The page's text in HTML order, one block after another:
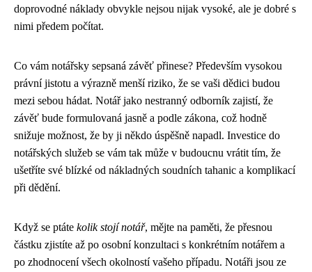
doprovodné náklady obvykle nejsou nijak vysoké, ale je dobré s
nimi předem počítat.
Co vám notářsky sepsaná závěť přinese? Především vysokou
právní jistotu a výrazně menší riziko, že se vaši dědici budou
mezi sebou hádat. Notář jako nestranný odborník zajistí, že
závěť bude formulovaná jasně a podle zákona, což hodně
snižuje možnost, že by ji někdo úspěšně napadl. Investice do
notářských služeb se vám tak může v budoucnu vrátit tím, že
ušetříte své blízké od nákladných soudních tahanic a komplikací
při dědění.
Když se ptáte kolik stojí notář, mějte na paměti, že přesnou
částku zjistíte až po osobní konzultaci s konkrétním notářem a
po zhodnocení všech okolností vašeho případu. Notáři jsou ze